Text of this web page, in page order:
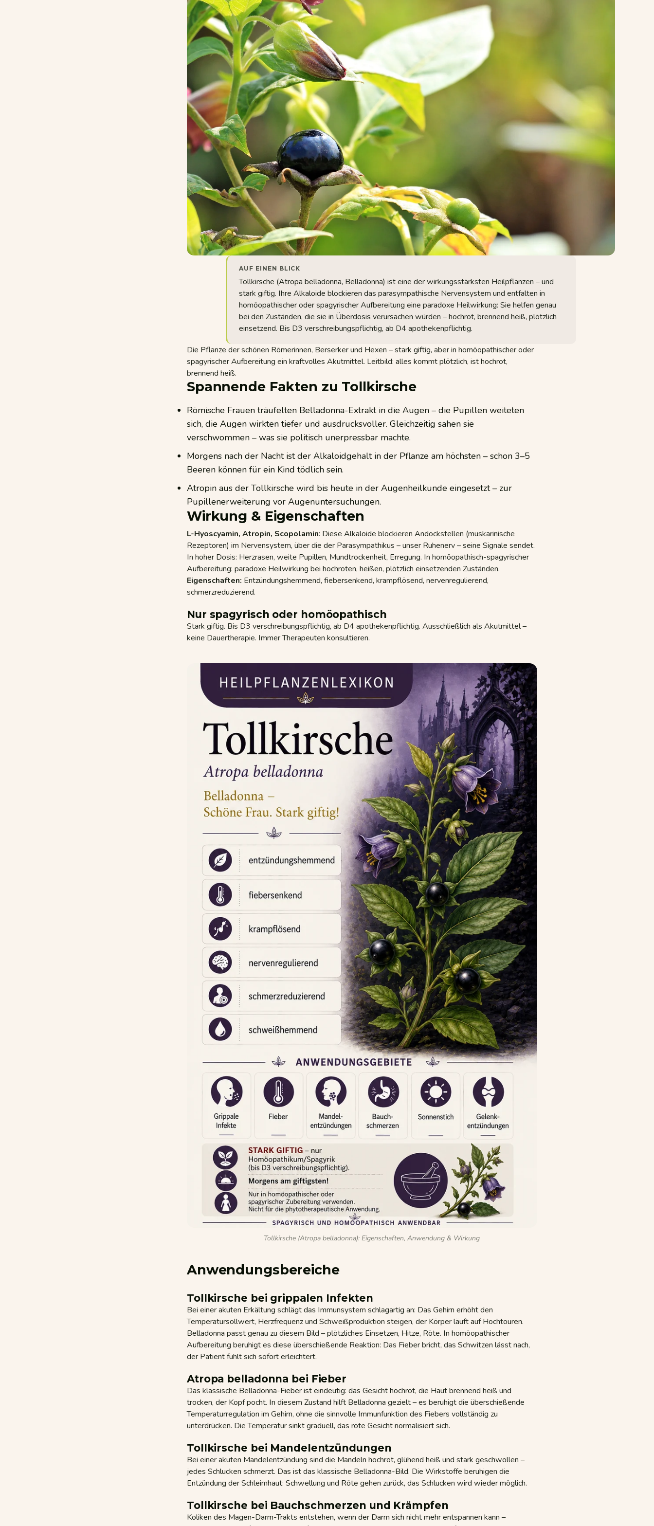
AUF EINEN BLICK
Tollkirsche (Atropa belladonna, Belladonna) ist eine der wirkungsstärksten Heilpflanzen – und
stark giftig. Ihre Alkaloide blockieren das parasympathische Nervensystem und entfalten in
homöopathischer oder spagyrischer Aufbereitung eine paradoxe Heilwirkung: Sie helfen genau
bei den Zuständen, die sie in Überdosis verursachen würden – hochrot, brennend heiß, plötzlich
einsetzend. Bis D3 verschreibungspflichtig, ab D4 apothekenpflichtig.
Die Pflanze der schönen Römerinnen, Berserker und Hexen – stark giftig, aber in homöopathischer oder
spagyrischer Aufbereitung ein kraftvolles Akutmittel. Leitbild: alles kommt plötzlich, ist hochrot,
brennend heiß.
Spannende Fakten zu Tollkirsche
Römische Frauen träufelten Belladonna-Extrakt in die Augen – die Pupillen weiteten
sich, die Augen wirkten tiefer und ausdrucksvoller. Gleichzeitig sahen sie
verschwommen – was sie politisch unerpressbar machte.
Morgens nach der Nacht ist der Alkaloidgehalt in der Pflanze am höchsten – schon 3–5
Beeren können für ein Kind tödlich sein.
Atropin aus der Tollkirsche wird bis heute in der Augenheilkunde eingesetzt – zur
Pupillenerweiterung vor Augenuntersuchungen.
Wirkung & Eigenschaften
L-Hyoscyamin, Atropin, Scopolamin: Diese Alkaloide blockieren Andockstellen (muskarinische
Rezeptoren) im Nervensystem, über die der Parasympathikus – unser Ruhenerv – seine Signale sendet.
In hoher Dosis: Herzrasen, weite Pupillen, Mundtrockenheit, Erregung. In homöopathisch-spagyrischer
Aufbereitung: paradoxe Heilwirkung bei hochroten, heißen, plötzlich einsetzenden Zuständen.
Eigenschaften: Entzündungshemmend, fiebersenkend, krampflösend, nervenregulierend,
schmerzreduzierend.
Nur spagyrisch oder homöopathisch
Stark giftig. Bis D3 verschreibungspflichtig, ab D4 apothekenpflichtig. Ausschließlich als Akutmittel –
keine Dauertherapie. Immer Therapeuten konsultieren.
Tollkirsche (Atropa belladonna): Eigenschaften, Anwendung & Wirkung
Anwendungsbereiche
Tollkirsche bei grippalen Infekten
Bei einer akuten Erkältung schlägt das Immunsystem schlagartig an: Das Gehirn erhöht den
Temperatursollwert, Herzfrequenz und Schweißproduktion steigen, der Körper läuft auf Hochtouren.
Belladonna passt genau zu diesem Bild – plötzliches Einsetzen, Hitze, Röte. In homöopathischer
Aufbereitung beruhigt es diese überschießende Reaktion: Das Fieber bricht, das Schwitzen lässt nach,
der Patient fühlt sich sofort erleichtert.
Atropa belladonna bei Fieber
Das klassische Belladonna-Fieber ist eindeutig: das Gesicht hochrot, die Haut brennend heiß und
trocken, der Kopf pocht. In diesem Zustand hilft Belladonna gezielt – es beruhigt die überschießende
Temperaturregulation im Gehirn, ohne die sinnvolle Immunfunktion des Fiebers vollständig zu
unterdrücken. Die Temperatur sinkt graduell, das rote Gesicht normalisiert sich.
Tollkirsche bei Mandelentzündungen
Bei einer akuten Mandelentzündung sind die Mandeln hochrot, glühend heiß und stark geschwollen –
jedes Schlucken schmerzt. Das ist das klassische Belladonna-Bild. Die Wirkstoffe beruhigen die
Entzündung der Schleimhaut: Schwellung und Röte gehen zurück, das Schlucken wird wieder möglich.
Tollkirsche bei Bauchschmerzen und Krämpfen
Koliken des Magen-Darm-Trakts entstehen, wenn der Darm sich nicht mehr entspannen kann –